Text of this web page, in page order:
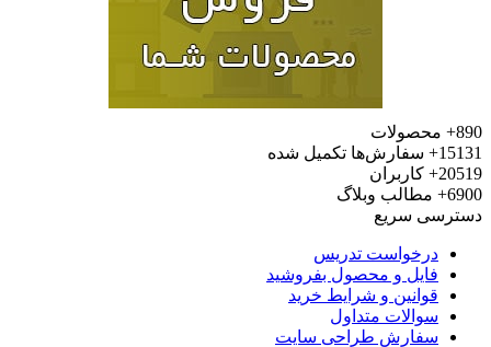
محصولات
سفارش‌ها تکمیل شده
کاربران
مطالب وبلاگ
سریع
درخواست تدریس
فایل و محصول بفروشید
قوانین و شرایط خرید
سوالات متداول
سفارش طراحی سایت